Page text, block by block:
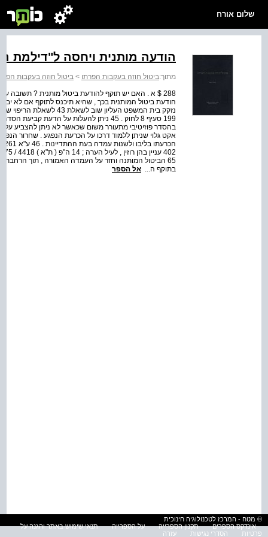
שלום אורח
הודעה מותנית ויחסה ל"דילמת
מתוך:ביטול חוזה בעקבות הפרתו > ביטול חוזה בעקבות
288 $ א . האם יש תוקף להודעת ביטול מותנית ? תשובה
הודעת ביטול המותנית בכך , שהיא תיכנס לתוקף אם לא
199 סעיף 8 לחוק . 45 ניתן להעלות על
בהסדר פוזיטיבי מתעורר משום שכאשר לא ניתן להצביע
אקט גלוי שניתן ללמוד דרכו על הכרעת הנפגע . שחרור
65 הביטול המותנה וחזר על העמדה האמורה , תוך
בתוקף ה... אל הספר
© מטח - המרכז לטכנולוגיה חינוכית
אינדקס הספרים
תקנון הספרייה על הספרייה
תנאי שימוש באתר והגנה על
פרטיות
הסדרי נגישות עזרה